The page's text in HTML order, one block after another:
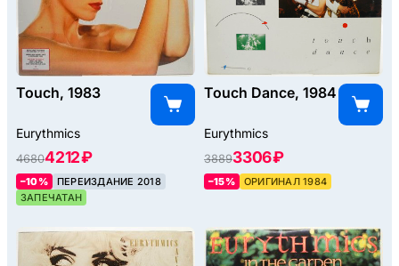
Touch, 1983
Eurythmics
46804212 ₽
–10%
ПЕРЕИЗДАНИЕ 2018
ЗАПЕЧАТАН
Touch Dance, 1984
Eurythmics
38893306 ₽
–15% ОРИГИНАЛ 1984